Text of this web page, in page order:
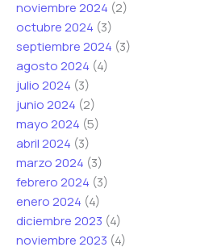
noviembre 2024 (2)
octubre 2024 (3)
septiembre 2024 (3)
agosto 2024 (4)
julio 2024 (3)
junio 2024 (2)
mayo 2024 (5)
abril 2024 (3)
marzo 2024 (3)
febrero 2024 (3)
enero 2024 (4)
diciembre 2023 (4)
noviembre 2023 (4)